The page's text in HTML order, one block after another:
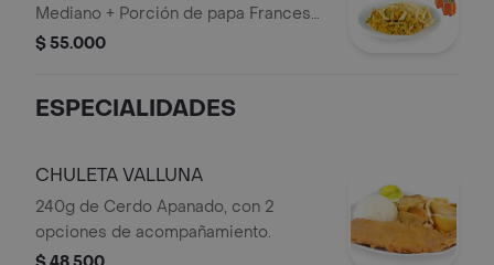
Mediano + Porción de papa Francesa
+ 2 bebidas personales.
$ 55.000
ESPECIALIDADES
CHULETA VALLUNA
240g de Cerdo Apanado, con 2
opciones de acompañamiento.